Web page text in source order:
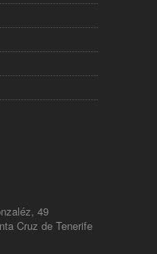
49
Cruz de Tenerife